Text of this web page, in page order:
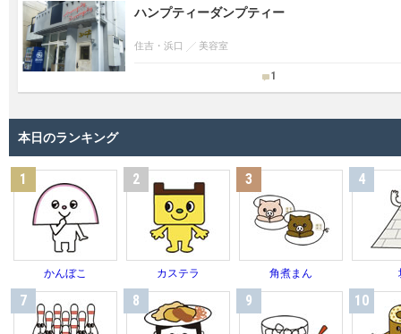
ハンプティーダンプティー
住吉・浜口 美容室
1
本日のランキング
1
かんぼこ
2
カステラ
3
角煮まん
4
7 8 9 10